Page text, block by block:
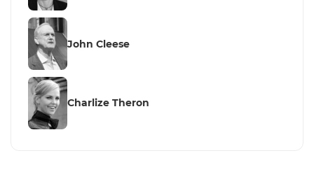
John Cleese
Charlize Theron